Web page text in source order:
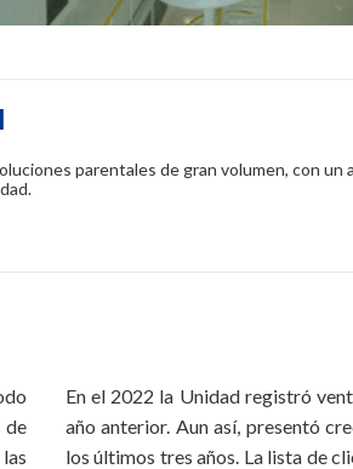
parentales de gran volumen, con un
de
En el 2022 la Unidad registró
año anterior. Aun así, presentó
los últimos tres años. La lista de